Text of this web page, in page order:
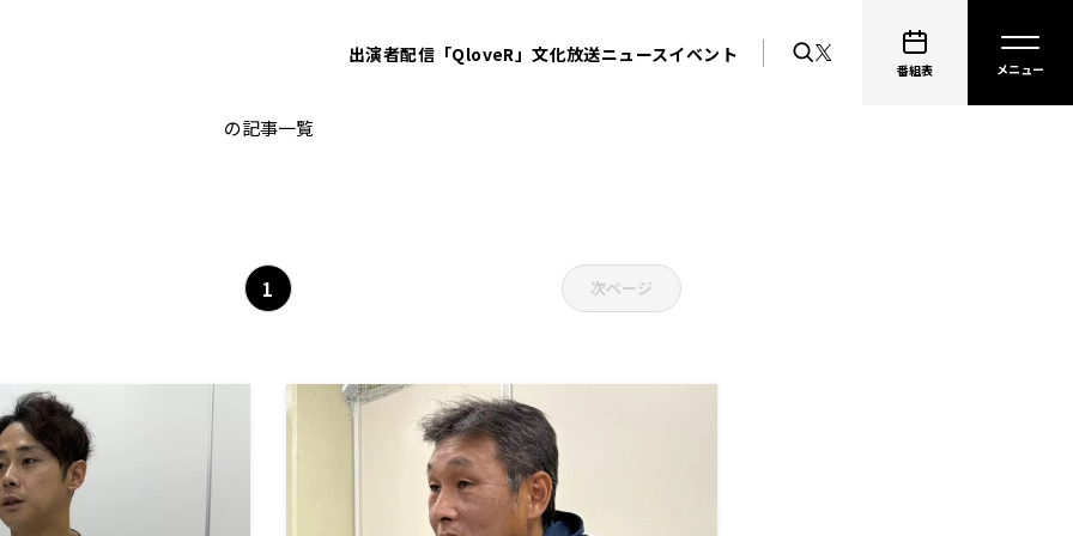
出演者配信「QloveR」文化放送ニュースイベント
番組表
埼玉西武ライオンズ
の記事一覧
1 次ページ